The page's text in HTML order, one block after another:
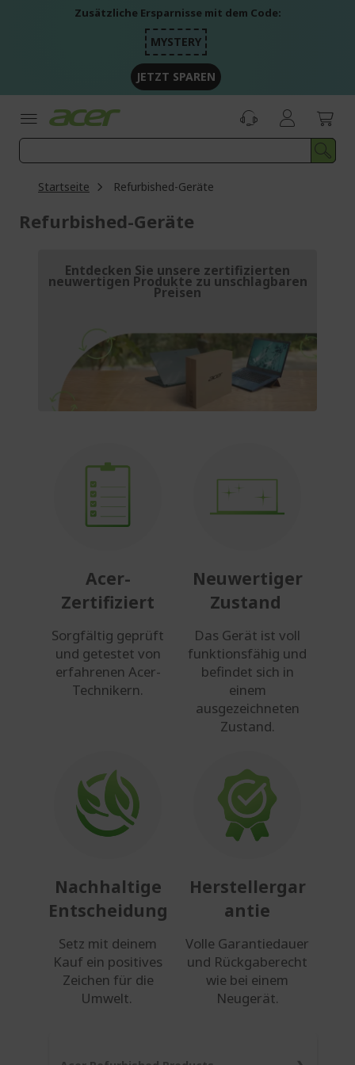
Zusätzliche Ersparnisse mit dem Code:
MYSTERY
JETZT SPAREN
Startseite Refurbished-Geräte
Refurbished-Geräte
Entdecken Sie unsere zertifizierten
neuwertigen Produkte zu unschlagbaren
Preisen
Acer-
Zertifiziert
Sorgfältig geprüft
und getestet von
erfahrenen Acer-
Technikern.
Neuwertiger
Zustand
Das Gerät ist voll
funktionsfähig und
befindet sich in
einem
ausgezeichneten
Zustand.
Nachhaltige
Entscheidung
Setz mit deinem
Kauf ein positives
Zeichen für die
Umwelt.
Herstellergar
antie
Volle Garantiedauer
und Rückgaberecht
wie bei einem
Neugerät.